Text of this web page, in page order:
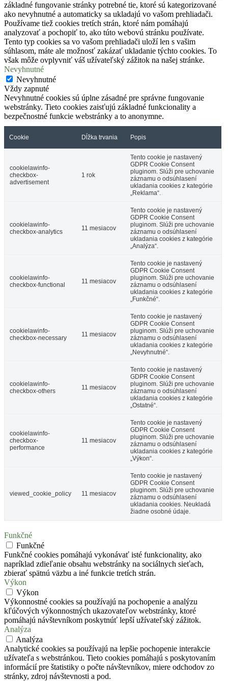
základné fungovanie stránky potrebné tie, ktoré sú kategorizované
ako nevyhnutné a automaticky sa ukladajú vo vašom prehliadači.
Používame tiež cookies tretích strán, ktoré nám pomáhajú
analyzovať a pochopiť to, ako túto webovú stránku používate.
Tento typ cookies sa vo vašom prehliadači uloží len s vašim
súhlasom, máte ale možnosť zakázať ukladanie týchto cookies. To
však môže ovplyvniť váš užívateľský zážitok na našej stránke.
Nevyhnutné
Nevyhnutné
Vždy zapnuté
Nevyhnutné cookies sú úplne zásadné pre správne fungovanie
webstránky. Tieto cookies zaisťujú základné funkcionality a
bezpečnostné funkcie webstránky a to anonymne.
Cookie Dĺžka trvania Popis
cookielawinfo-
checkbox-
advertisement
1 rok
Tento cookie je nastavený
GDPR Cookie Consent
pluginom. Slúži pre uchovanie
záznamu o odsúhlasení
ukladania cookies z kategórie
„Reklama“.
cookielawinfo-
checkbox-analytics
11 mesiacov
Tento cookie je nastavený
GDPR Cookie Consent
pluginom. Slúži pre uchovanie
záznamu o odsúhlasení
ukladania cookies z kategórie
„Analýza“.
cookielawinfo-
checkbox-functional
11 mesiacov
Tento cookie je nastavený
GDPR Cookie Consent
pluginom. Slúži pre uchovanie
záznamu o odsúhlasení
ukladania cookies z kategórie
„Funkčné“.
cookielawinfo-
checkbox-necessary
11 mesiacov
Tento cookie je nastavený
GDPR Cookie Consent
pluginom. Slúži pre uchovanie
záznamu o odsúhlasení
ukladania cookies z kategórie
„Nevyhnutné“.
cookielawinfo-
checkbox-others
11 mesiacov
Tento cookie je nastavený
GDPR Cookie Consent
pluginom. Slúži pre uchovanie
záznamu o odsúhlasení
ukladania cookies z kategórie
„Ostatné“.
cookielawinfo-
checkbox-
performance
11 mesiacov
Tento cookie je nastavený
GDPR Cookie Consent
pluginom. Slúži pre uchovanie
záznamu o odsúhlasení
ukladania cookies z kategórie
„Výkon“.
viewed_cookie_policy 11 mesiacov
Tento cookie je nastavený
GDPR Cookie Consent
pluginom. Slúži pre uchovanie
záznamu o odsúhlasení
ukladania cookies. Neukladá
žiadne osobné údaje.
Funkčné
Funkčné
Funkčné cookies pomáhajú vykonávať isté funkcionality, ako
napríklad zdieľanie obsahu webstránky na sociálnych sieťach,
zbierať spätnú väzbu a iné funkcie tretích strán.
Výkon
Výkon
Výkonnostné cookies sa používajú na pochopenie a analýzu
kľúčových výkonnostných ukazovateľov webstránky, ktoré
pomáhajú návštevníkom poskytnúť lepší užívateľský zážitok.
Analýza
Analýza
Analytické cookies sa používajú na lepšie pochopenie interakcie
užívateľa s webstránkou. Tieto cookies pomáhajú s poskytovaním
informácií pre štatistiky o počte návštevníkov, miere odchodov zo
stránky, zdroj návštevnosti a pod.